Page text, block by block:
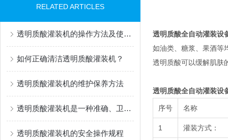
RELATED ARTICLES
透明质酸灌装机的操作方法及使用注意事项
如何正确清洁透明质酸灌装机？
透明质酸灌装机的维护保养方法
透明质酸灌装机是一种准确、卫生的灌装设备
透明质酸灌装机的安全操作规程
透明质酸全自动灌装设
如油类、糖浆、果酒等
透明质酸可以缓解肌肤
透明质酸全自动灌装设
序号 名称
1 灌装方式：